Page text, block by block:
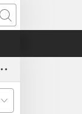
Pretraga